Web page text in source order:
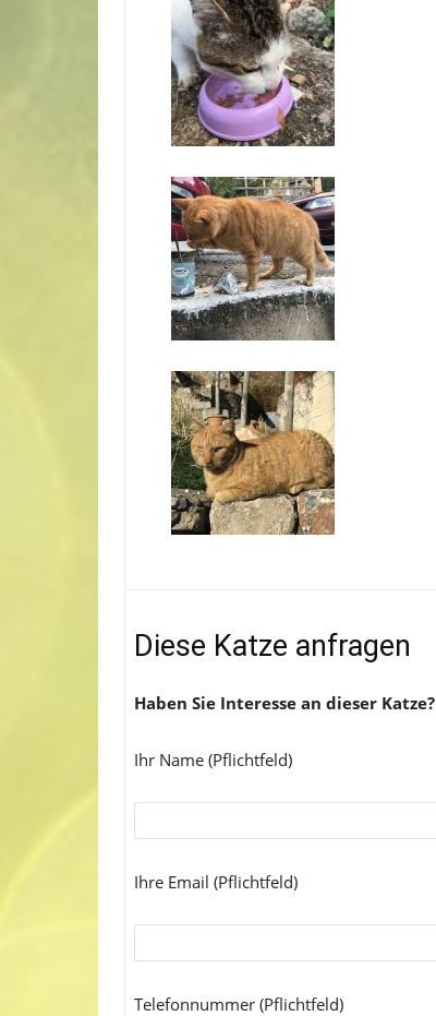
Diese Katze anfragen
Haben Sie Interesse an dieser Katze?
Ihr Name (Pflichtfeld)
Ihre Email (Pflichtfeld)
Telefonnummer (Pflichtfeld)